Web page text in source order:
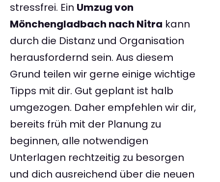
stressfrei. Ein Umzug von
Mönchengladbach nach Nitra kann
durch die Distanz und Organisation
herausfordernd sein. Aus diesem
Grund teilen wir gerne einige wichtige
Tipps mit dir. Gut geplant ist halb
umgezogen. Daher empfehlen wir dir,
bereits früh mit der Planung zu
beginnen, alle notwendigen
Unterlagen rechtzeitig zu besorgen
und dich ausreichend über die neuen